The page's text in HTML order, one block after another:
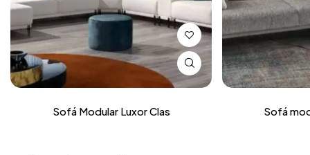
Sofá Modular Luxor Clas Sofá